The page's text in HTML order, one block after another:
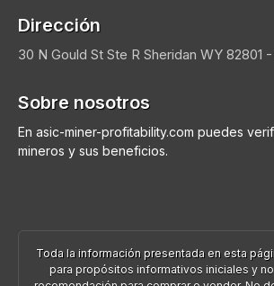
Dirección
30 N Gould St Ste R Sheridan WY 82801
Sobre nosotros
En asic-miner-profitability.com puedes
mineros y sus beneficios.
Toda la información presentada en esta
para propósitos informativos iniciales y